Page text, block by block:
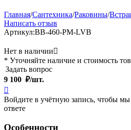
Главная/Сантехника/Раковины/
Написать отзыв
Артикул:BB-460-PM-LVB
Нет в наличии
* Уточняйте наличие и стоимость
Задать вопрос
9 100 ₽/шт.

Войдите в учётную запись, чтобы
ответе
Особенности